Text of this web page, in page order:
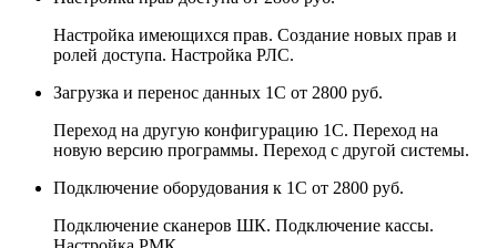
Настройка имеющихся прав. Создание новых прав и
ролей доступа. Настройка РЛС.
Загрузка и перенос данных 1С от 2800 руб.
Переход на другую конфигурацию 1С. Переход на
новую версию программы. Переход с другой системы.
Подключение оборудования к 1С от 2800 руб.
Подключение сканеров ШК. Подключение кассы.